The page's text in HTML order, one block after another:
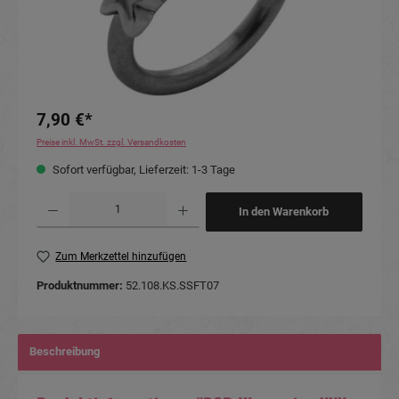
7,90 €*
Preise inkl. MwSt. zzgl. Versandkosten
Sofort verfügbar, Lieferzeit: 1-3 Tage
In den Warenkorb
Zum Merkzettel hinzufügen
Produktnummer: 52.108.KS.SSFT07
Beschreibung